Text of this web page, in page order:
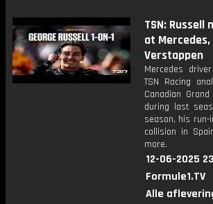
TSN:
at
Verstappen
Mercedes
TSN Racing
Canadian
during last
season, his
collision in
more.
12-06-2025
Formule1.TV
Alle